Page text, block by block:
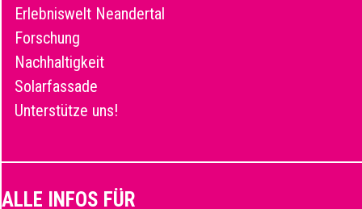
Erlebniswelt Neandertal
Forschung
Nachhaltigkeit
Solarfassade
Unterstütze uns!
ALLE INFOS FÜR